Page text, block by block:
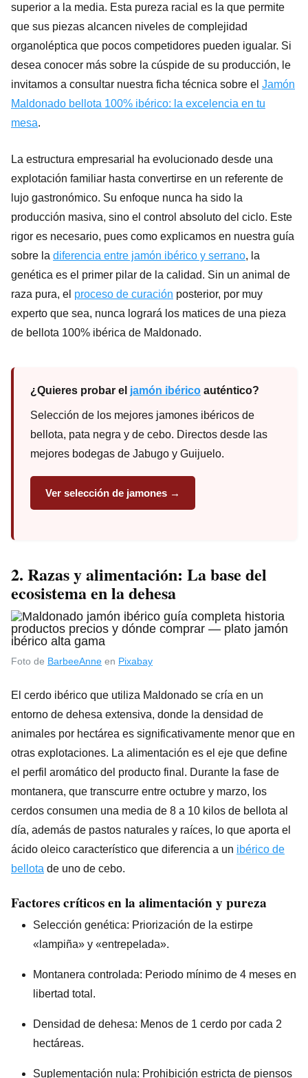
superior a la media. Esta pureza racial es la que permite
que sus piezas alcancen niveles de complejidad
organoléptica que pocos competidores pueden igualar. Si
desea conocer más sobre la cúspide de su producción, le
invitamos a consultar nuestra ficha técnica sobre el Jamón
Maldonado bellota 100% ibérico: la excelencia en tu
mesa.
La estructura empresarial ha evolucionado desde una
explotación familiar hasta convertirse en un referente de
lujo gastronómico. Su enfoque nunca ha sido la
producción masiva, sino el control absoluto del ciclo. Este
rigor es necesario, pues como explicamos en nuestra guía
sobre la diferencia entre jamón ibérico y serrano, la
genética es el primer pilar de la calidad. Sin un animal de
raza pura, el proceso de curación posterior, por muy
experto que sea, nunca logrará los matices de una pieza
de bellota 100% ibérica de Maldonado.
¿Quieres probar el jamón ibérico auténtico?
Selección de los mejores jamones ibéricos de
bellota, pata negra y de cebo. Directos desde las
mejores bodegas de Jabugo y Guijuelo.
Ver selección de jamones →
2. Razas y alimentación: La base del
ecosistema en la dehesa
Foto de BarbeeAnne en Pixabay
El cerdo ibérico que utiliza Maldonado se cría en un
entorno de dehesa extensiva, donde la densidad de
animales por hectárea es significativamente menor que en
otras explotaciones. La alimentación es el eje que define
el perfil aromático del producto final. Durante la fase de
montanera, que transcurre entre octubre y marzo, los
cerdos consumen una media de 8 a 10 kilos de bellota al
día, además de pastos naturales y raíces, lo que aporta el
ácido oleico característico que diferencia a un ibérico de
bellota de uno de cebo.
Factores críticos en la alimentación y pureza
Selección genética: Priorización de la estirpe
«lampiña» y «entrepelada».
Montanera controlada: Periodo mínimo de 4 meses en
libertad total.
Densidad de dehesa: Menos de 1 cerdo por cada 2
hectáreas.
Suplementación nula: Prohibición estricta de piensos